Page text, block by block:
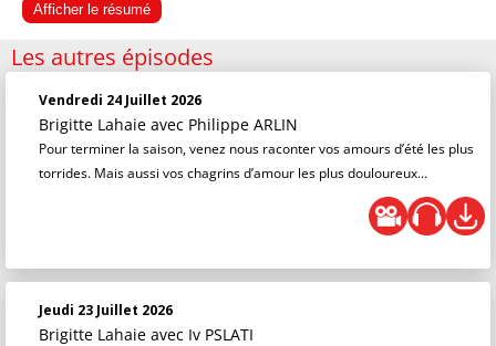
Afficher le résumé
Les autres épisodes
Vendredi 24 Juillet 2026
Brigitte Lahaie avec Philippe ARLIN
Pour terminer la saison, venez nous raconter vos amours d’été les plus
torrides. Mais aussi vos chagrins d’amour les plus douloureux…
Jeudi 23 Juillet 2026
Brigitte Lahaie avec Iv PSLATI